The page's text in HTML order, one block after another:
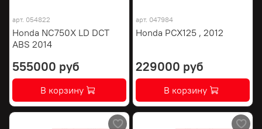
арт. 054822
Honda NC750X LD DCT
ABS 2014
555000 руб
В корзину
арт. 047984
Honda PCX125 , 2012
229000 руб
В корзину